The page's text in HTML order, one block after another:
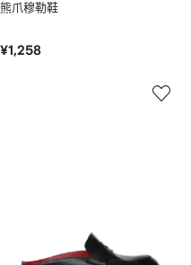
熊爪穆勒鞋
¥1,258